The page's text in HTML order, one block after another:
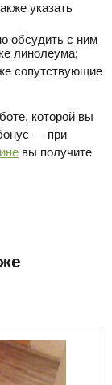
указать
обсудить с ним
линолеума;
сопутствующие
которой вы
— при
вы получите